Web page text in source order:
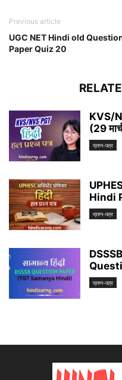
Previous article
UGC NET Hindi old
Paper Quiz 20
KVS/
(29
प्रश्न-पत्र
Hindi
प्रश्न-पत्र
प्रश्न-पत्र